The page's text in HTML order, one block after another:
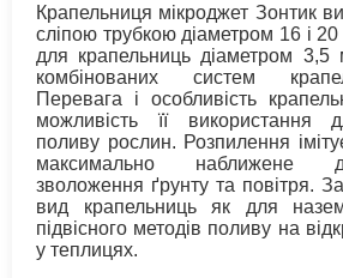
Крапельниця мікроджет Зонтик
сліпою трубкою діаметром 16 і
для крапельниць діаметром
комбінованих систем
Перевага і особливість
можливість її використання
поливу рослин. Розпилення
максимально наближене
зволоження ґрунту та повітря.
вид крапельниць як для
підвісного методів поливу на
у теплицях.